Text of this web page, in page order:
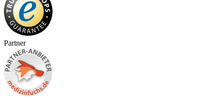
Partner